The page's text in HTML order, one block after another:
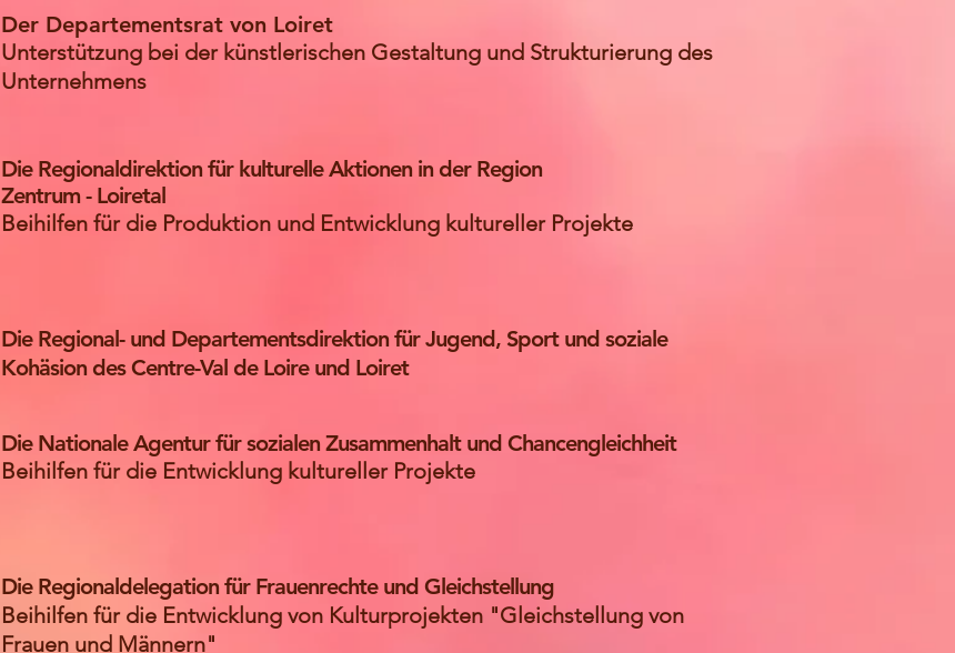
Der Departementsrat von Loiret
Unterstützung bei der künstlerischen Gestaltung und Strukturierung des
Unternehmens
Die Regionaldirektion für kulturelle Aktionen in der Region
Zentrum - Loiretal
Beihilfen für die Produktion und Entwicklung kultureller Projekte
Die Regional- und Departementsdirektion für Jugend, Sport und soziale
Kohäsion des Centre-Val de Loire und Loiret
Die Nationale Agentur für sozialen Zusammenhalt und Chancengleichheit
Beihilfen für die Entwicklung kultureller Projekte
Die Regionaldelegation für Frauenrechte und Gleichstellung
Beihilfen für die Entwicklung von Kulturprojekten "Gleichstellung von
Frauen und Männern"